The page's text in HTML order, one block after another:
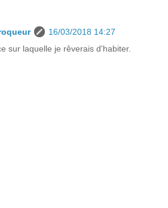
16/03/2018 14:27
sur laquelle je rêverais d'habiter.